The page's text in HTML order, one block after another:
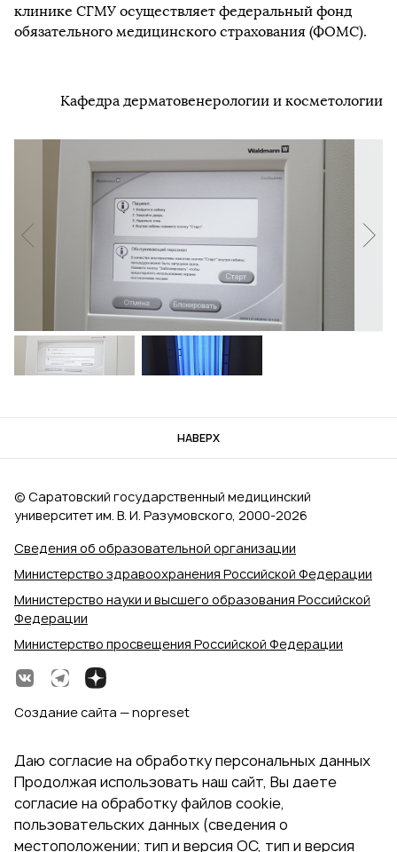
клинике СГМУ осуществляет федеральный фонд
обязательного медицинского страхования (ФОМС).
Кафедра дерматовенерологии и косметологии
НАВЕРХ
Сведения об образовательной организации
Министерство здравоохранения Российской Федерации
Министерство науки и высшего образования Российской
Федерации
Министерство просвещения Российской Федерации
© Саратовский государственный медицинский
университет им. В. И. Разумовского, 2000‑2026
Создание сайта — nopreset
Даю согласие на обработку персональных данных
Продолжая использовать наш сайт, Вы даете
согласие на обработку файлов cookie,
пользовательских данных (сведения о
местоположении; тип и версия ОС, тип и версия